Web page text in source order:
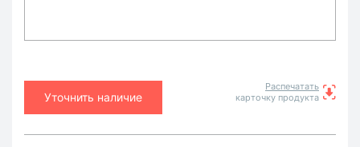
Уточнить наличие
Распечатать
карточку продукта